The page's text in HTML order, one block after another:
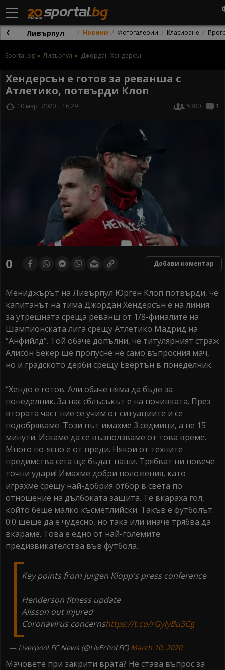
Ливърпул Новини Фотогалерии Класиране
Sportal.bg Ливърпул Джордан Хендерсън
Хендерсън е готов за реванша с
Атлетико, потвърди Клоп
10 март 2020 | 16:29 5380 1
0 Добави коментар
Мениджърът на Ливърпул Юрген Клоп потвърди, че
капитанът на тима Джордан Хендерсън е на линия
за утрешната среща реванш от 1/8-финалите на
Шампионската лига срещу Атлетико Мадрид на
“Анфийлд”. Той обаче допълни, че титулярният страж
Алисон Бекер ще пропусне не само въпросния мач,
но и градското дерби срещу Евертън в понеделник.
“Хендо е готов. Али обаче няма да бъде за
понеделник. За нас сблъсъкът е на почивката. През
втората част ние се учим от ситуациите и се
подобряваме. Този път имахме 3 седмици, а не 15
минути. Искаме да се възползваме от това време.
Много по-ясно е от преди. Някои от техните
предимства сега ще бъдат наши. Трябват ни повече
точни удари! Имахме добри положения, като
играхме срещу най-добрия отбор в света по
отношение на дълбоката защита. Те вкараха гол,
който беше малко късметлийски. Такъв е футболът.
0:0 щеше да е чудесно, но така или иначе трябва да
вкараме. Това е едно от най-големите
предизвикателства във футбола.
Key points from Jurgen Klopp's press conference
Henderson fitness update
Alisson out injured
Coronavirus concernshttps://t.co/rGylyBu3Cg
— Liverpool FC News (@LivEchoLFC) March 10, 2020
Мачовете при закрити врата? Не става въпрос за